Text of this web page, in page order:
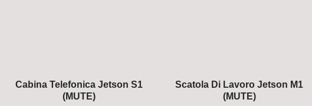
Cabina Telefonica Jetson S1
(MUTE)
Scatola Di Lavoro Jetson M1
(MUTE)